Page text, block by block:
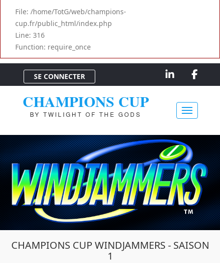
File: /home/TotG/web/champions-
cup.fr/public_html/index.php
Line: 316
Function: require_once
SE CONNECTER
CHAMPIONS CUP
BY TWILIGHT OF THE GODS
CHAMPIONS CUP WINDJAMMERS - SAISON
1